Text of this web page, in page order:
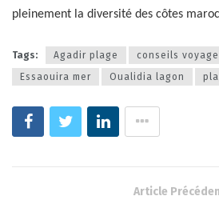
pleinement la diversité des côtes
Tags: Agadir plage
conseils
Essaouira mer
Oualidia lagon
Article